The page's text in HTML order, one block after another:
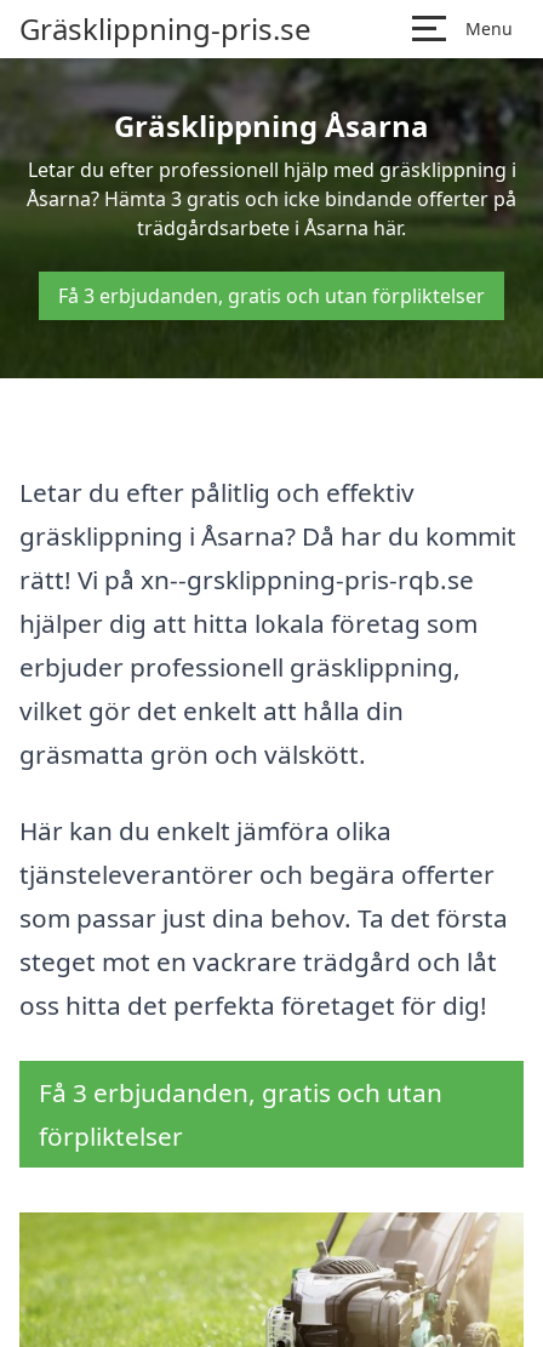
Gräsklippning-pris.se Menu
Gräsklippning Åsarna
Letar du efter professionell hjälp med gräsklippning i
Åsarna? Hämta 3 gratis och icke bindande offerter på
trädgårdsarbete i Åsarna här.
Få 3 erbjudanden, gratis och utan förpliktelser
Letar du efter pålitlig och effektiv
gräsklippning i Åsarna? Då har du kommit
rätt! Vi på xn--grsklippning-pris-rqb.se
hjälper dig att hitta lokala företag som
erbjuder professionell gräsklippning,
vilket gör det enkelt att hålla din
gräsmatta grön och välskött.
Här kan du enkelt jämföra olika
tjänsteleverantörer och begära offerter
som passar just dina behov. Ta det första
steget mot en vackrare trädgård och låt
oss hitta det perfekta företaget för dig!
Få 3 erbjudanden, gratis och utan
förpliktelser